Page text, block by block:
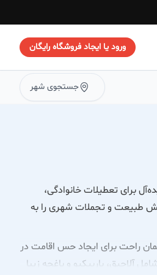
ورود یا ایجاد فروشگاه رایگان
جستجوی شهر
برای تعطیلات خانوادگی،
طبیعت و تجملات شهری را به
راحت برای ایجاد حس اقامت در
بیرونی شامل آلاچیق، باربیکیو و باغچه زیبا